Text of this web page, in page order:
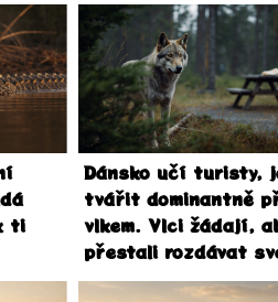
ti
Dánsko učí turisty,
tvářit dominantně
vlkem. Vlci žádají,
přestali rozdávat